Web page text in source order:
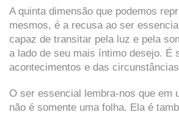
A quinta dimensão que podemos
mesmos, é a recusa ao ser
capaz de transitar pela luz e pela
a lado de seu mais íntimo desejo. É
acontecimentos e das
O ser essencial lembra-nos que em
não é somente uma folha. Ela é